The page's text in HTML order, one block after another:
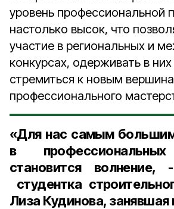
уровень профессиональной
настолько высок, что
участие в региональных и
конкурсах, одерживать в
стремиться к новым
профессионального
«Для нас самым
в
становится волнение,
студентка
Лиза Кудинова, занявшая